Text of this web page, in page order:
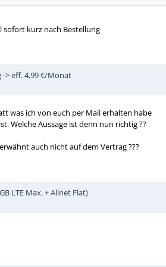
sofort kurz nach Bestellung
-> eff. 4,99 €/Monat
was ich von euch per Mail erhalten habe
Welche Aussage ist denn nun richtig ??
auch nicht auf dem Vertrag ???
LTE Max. + Allnet Flat)